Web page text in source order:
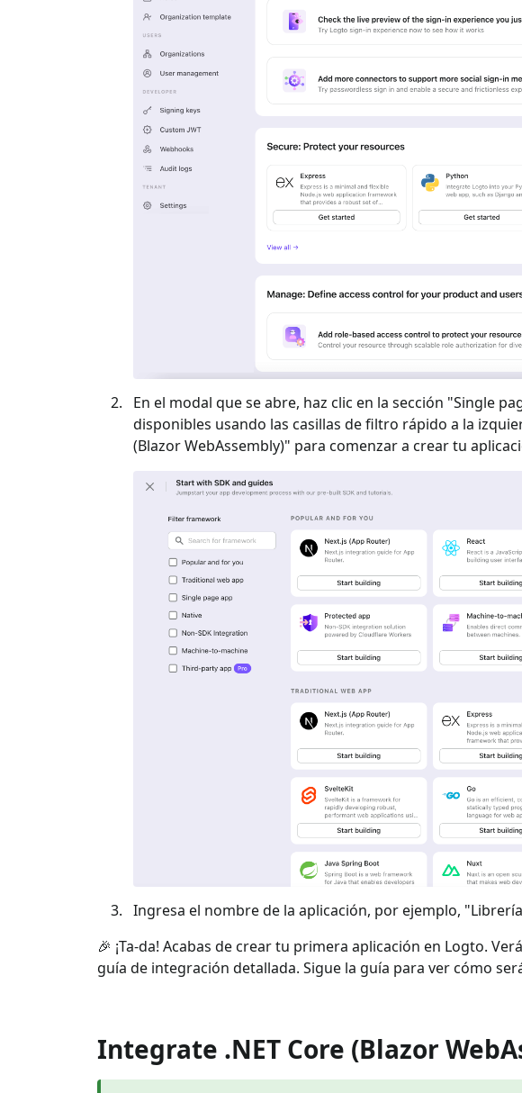
En el modal que se abre, haz clic en la sección "Single
disponibles usando las casillas de filtro rápido a la
(Blazor WebAssembly)" para comenzar a crear tu
Ingresa el nombre de la aplicación, por ejemplo,
🎉 ¡Ta-da! Acabas de crear tu primera aplicación en Logto.
guía de integración detallada. Sigue la guía para ver cómo
Integrate .NET Core (Blazor